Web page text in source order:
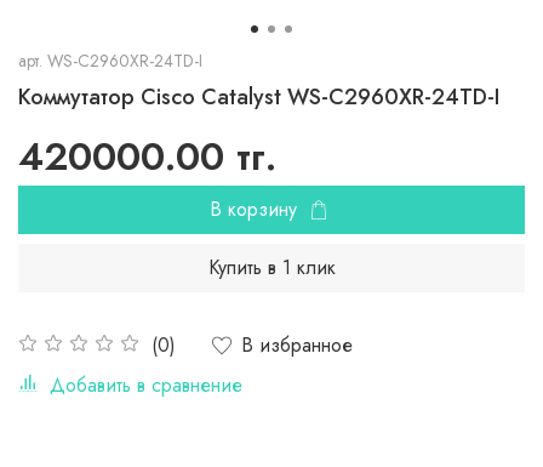
арт. WS-C2960XR-24TD-I
Коммутатор Cisco Catalyst WS-C2960XR-24TD-I
(0)
В избранное
Добавить в сравнение
420000.00 тг.
В корзину
Купить в 1 клик